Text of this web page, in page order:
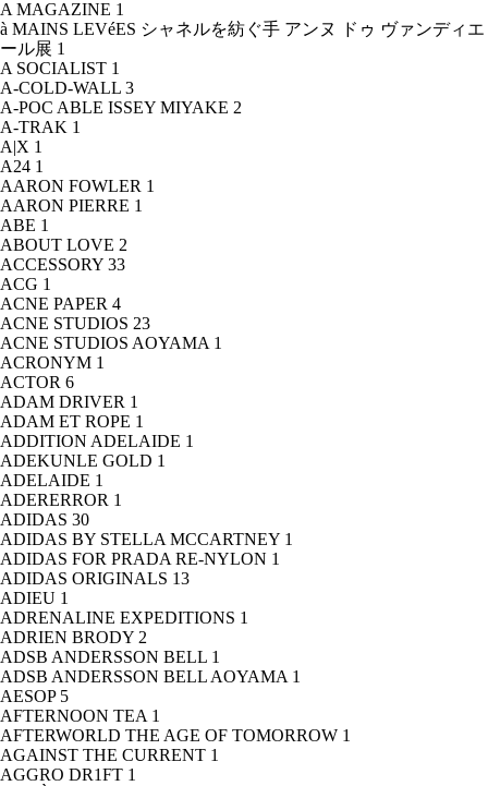
A MAGAZINE 1
à MAINS LEVéES シャネルを紡ぐ手 アンヌ ドゥ ヴァンディエ
ール展 1
A SOCIALIST 1
A-COLD-WALL 3
A-POC ABLE ISSEY MIYAKE 2
A-TRAK 1
A|X 1
A24 1
AARON FOWLER 1
AARON PIERRE 1
ABE 1
ABOUT LOVE 2
ACCESSORY 33
ACG 1
ACNE PAPER 4
ACNE STUDIOS 23
ACNE STUDIOS AOYAMA 1
ACRONYM 1
ACTOR 6
ADAM DRIVER 1
ADAM ET ROPE 1
ADDITION ADELAIDE 1
ADEKUNLE GOLD 1
ADELAIDE 1
ADERERROR 1
ADIDAS 30
ADIDAS BY STELLA MCCARTNEY 1
ADIDAS FOR PRADA RE-NYLON 1
ADIDAS ORIGINALS 13
ADIEU 1
ADRENALINE EXPEDITIONS 1
ADRIEN BRODY 2
ADSB ANDERSSON BELL 1
ADSB ANDERSSON BELL AOYAMA 1
AESOP 5
AFTERNOON TEA 1
AFTERWORLD THE AGE OF TOMORROW 1
AGAINST THE CURRENT 1
AGGRO DR1FT 1